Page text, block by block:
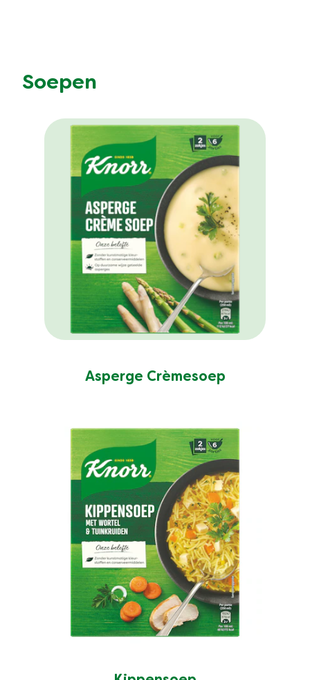
Soepen
Asperge Crèmesoep